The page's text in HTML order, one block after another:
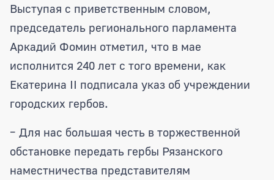
Выступая с приветственным словом,
председатель регионального парламента
Аркадий Фомин отметил, что в мае
исполнится 240 лет с того времени, как
Екатерина II подписала указ об учреждении
городских гербов.
– Для нас большая честь в торжественной
обстановке передать гербы Рязанского
наместничества представителям